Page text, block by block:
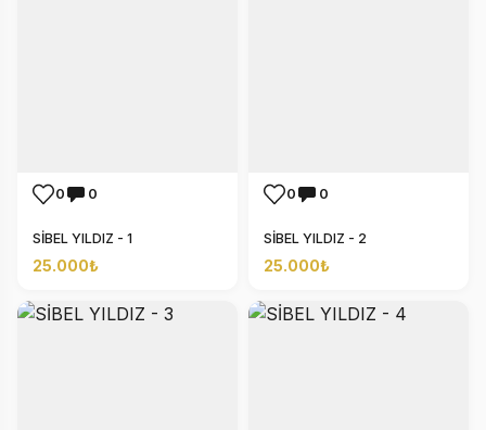
0 0
SİBEL YILDIZ - 1
25.000₺
0 0
SİBEL YILDIZ - 2
25.000₺